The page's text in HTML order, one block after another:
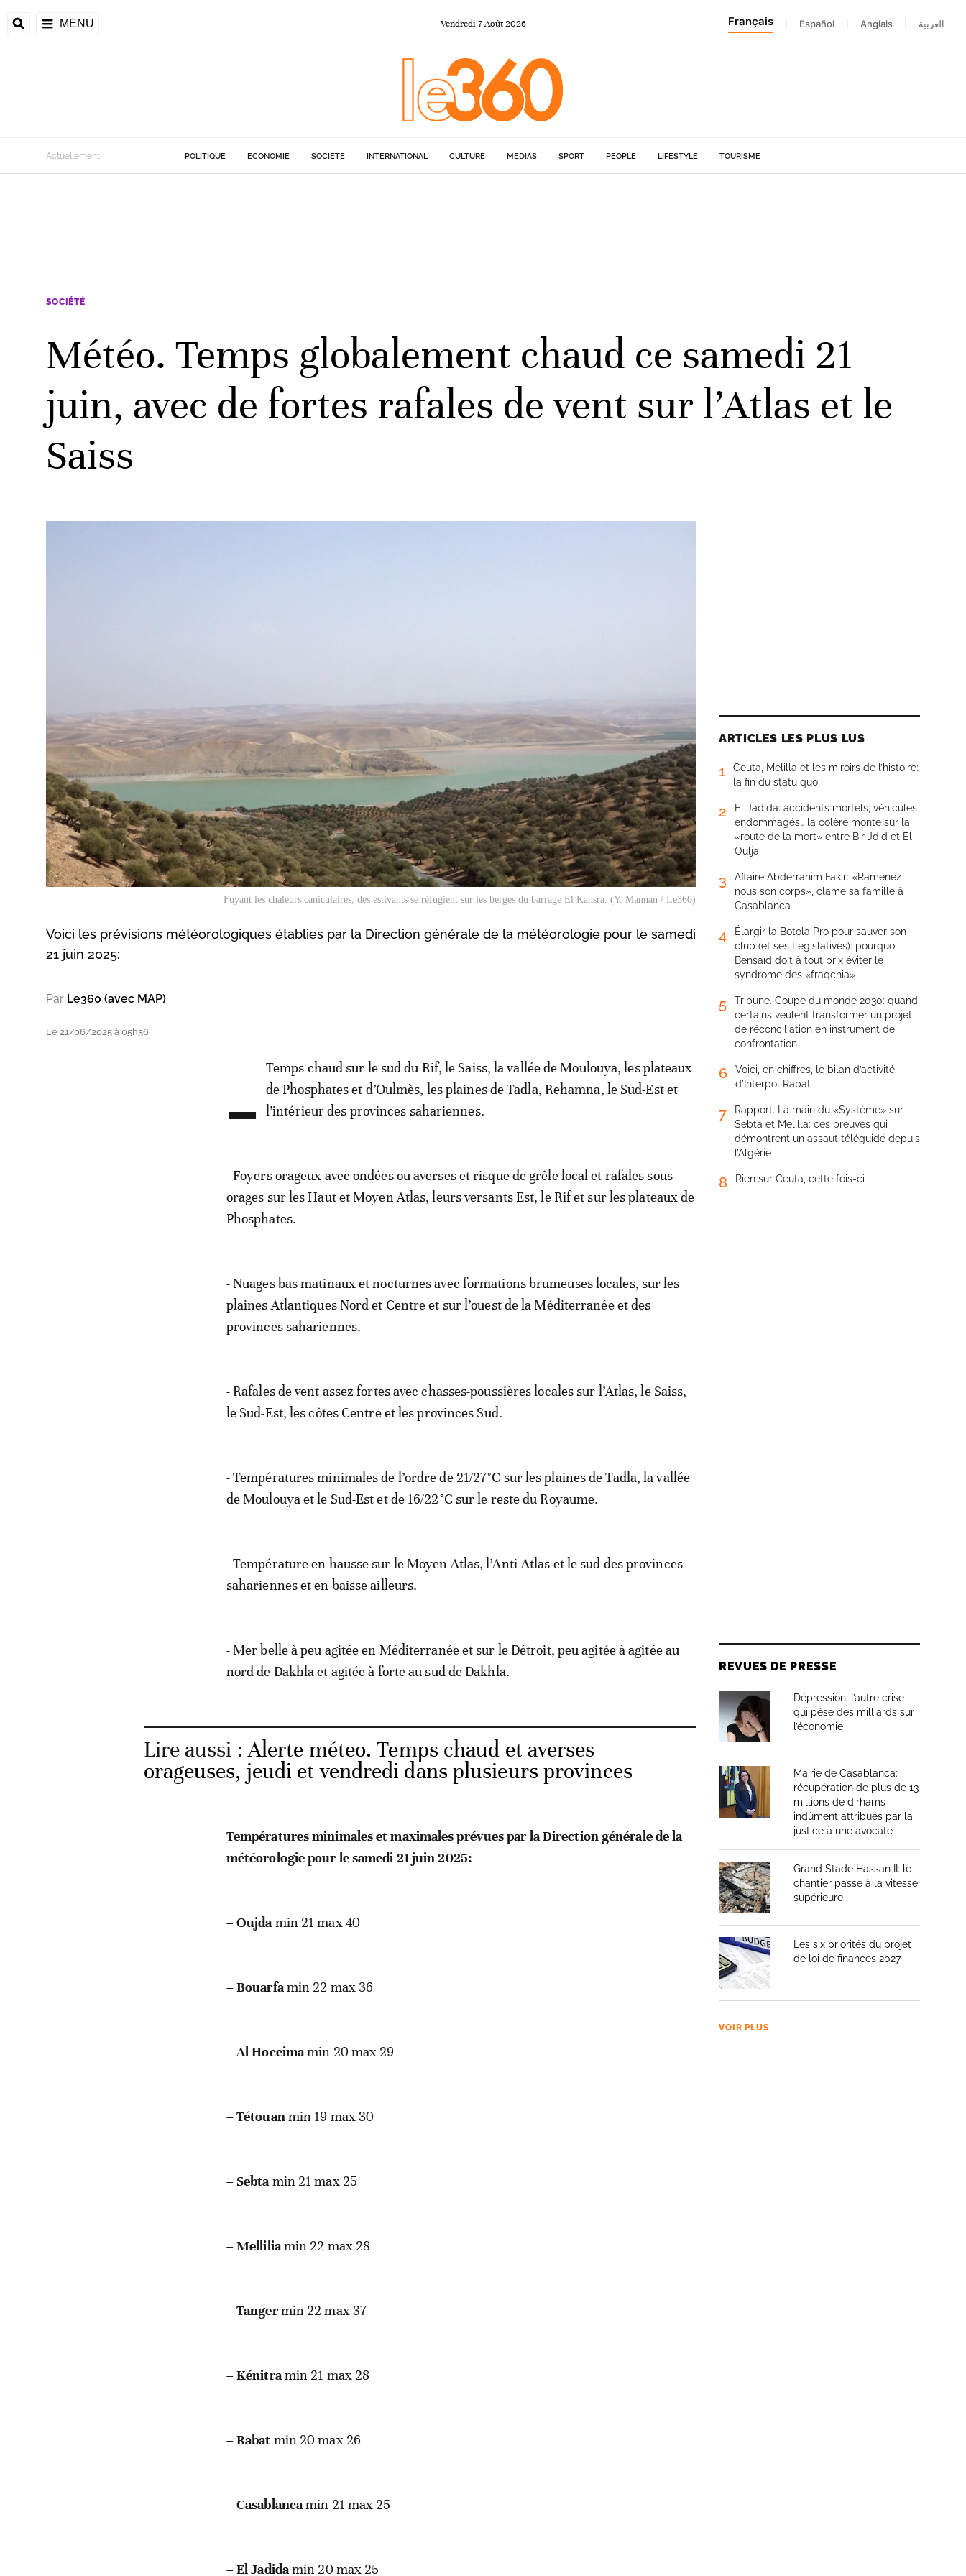
MENU Vendredi 7Août 2026 Français Español Anglais العربية
Actuellement POLITIQUE ECONOMIE SOCIÉTÉ INTERNATIONAL CULTURE MÉDIAS SPORT PEOPLE LIFESTYLE TOURISME
SOCIÉTÉ
Météo. Temps globalement chaud ce samedi 21
juin, avec de fortes rafales de vent sur l’Atlas et le
Saiss
Fuyant les chaleurs caniculaires, des estivants se réfugient sur les berges du barrage El Kansra. (Y. Mannan / Le360)
Voici les prévisions météorologiques établies par la Direction générale de la météorologie pour le samedi
21 juin 2025:
Par Le360 (avec MAP)
Le 21/06/2025 à 05h56 -
Temps chaud sur le sud du Rif, le Saiss, la vallée de Moulouya, les plateaux
de Phosphates et d’Oulmès, les plaines de Tadla, Rehamna, le Sud-Est et
l’intérieur des provinces sahariennes.
- Foyers orageux avec ondées ou averses et risque de grêle local et rafales sous
orages sur les Haut et Moyen Atlas, leurs versants Est, le Rif et sur les plateaux de
Phosphates.
- Nuages bas matinaux et nocturnes avec formations brumeuses locales, sur les
plaines Atlantiques Nord et Centre et sur l’ouest de la Méditerranée et des
provinces sahariennes.
- Rafales de vent assez fortes avec chasses-poussières locales sur l’Atlas, le Saiss,
le Sud-Est, les côtes Centre et les provinces Sud.
- Températures minimales de l’ordre de 21/27°C sur les plaines de Tadla, la vallée
de Moulouya et le Sud-Est et de 16/22°C sur le reste du Royaume.
- Température en hausse sur le Moyen Atlas, l’Anti-Atlas et le sud des provinces
sahariennes et en baisse ailleurs.
- Mer belle à peu agitée en Méditerranée et sur le Détroit, peu agitée à agitée au
nord de Dakhla et agitée à forte au sud de Dakhla.
Lire aussi :Alerte méteo. Temps chaud et averses
orageuses, jeudi et vendredi dans plusieurs provinces
Températures minimales et maximales prévues par la Direction générale de la
météorologie pour le samedi 21 juin 2025:
–Oujda min 21 max 40
–Bouarfamin 22 max 36
–Al Hoceimamin 20 max 29
–Tétouan min 19 max 30
– Sebta min 21 max 25
–Melliliamin 22 max 28
–Tangermin 22 max 37
–Kénitramin 21 max 28
–Rabat min 20 max 26
–Casablancamin 21 max 25
–El Jadidamin 20 max 25
ARTICLES LES PLUS LUS
1
Ceuta, Melilla et les miroirs de l’histoire:
la fin du statu quo
2
El Jadida: accidents mortels, véhicules
endommagés… la colère monte sur la
«route de la mort» entre Bir Jdid et El
Oulja
3
Affaire Abderrahim Fakir: «Ramenez-
nous son corps», clame sa famille à
Casablanca
4
Élargir la Botola Pro pour sauver son
club (et ses Législatives): pourquoi
Bensaïd doit à tout prix éviter le
syndrome des «fraqchia»
5
Tribune. Coupe du monde 2030: quand
certains veulent transformer un projet
de réconciliation en instrument de
confrontation
6
Voici, en chiffres, le bilan d’activité
d’Interpol Rabat
7
Rapport. La main du «Système» sur
Sebta et Melilla: ces preuves qui
démontrent un assaut téléguidé depuis
l’Algérie
8 Rien sur Ceuta, cette fois-ci
REVUES DE PRESSE
Dépression: l’autre crise
qui pèse des milliards sur
l’économie
Mairie de Casablanca:
récupération de plus de 13
millions de dirhams
indûment attribués par la
justice à une avocate
Grand Stade Hassan II: le
chantier passe à la vitesse
supérieure
Les six priorités du projet
de loi de finances 2027
VOIR PLUS